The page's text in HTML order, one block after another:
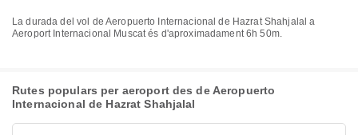
La durada del vol de Aeropuerto Internacional de Hazrat Shahjalal a
Aeroport Internacional Muscat és d'aproximadament 6h 50m.
Rutes populars per aeroport des de Aeropuerto
Internacional de Hazrat Shahjalal